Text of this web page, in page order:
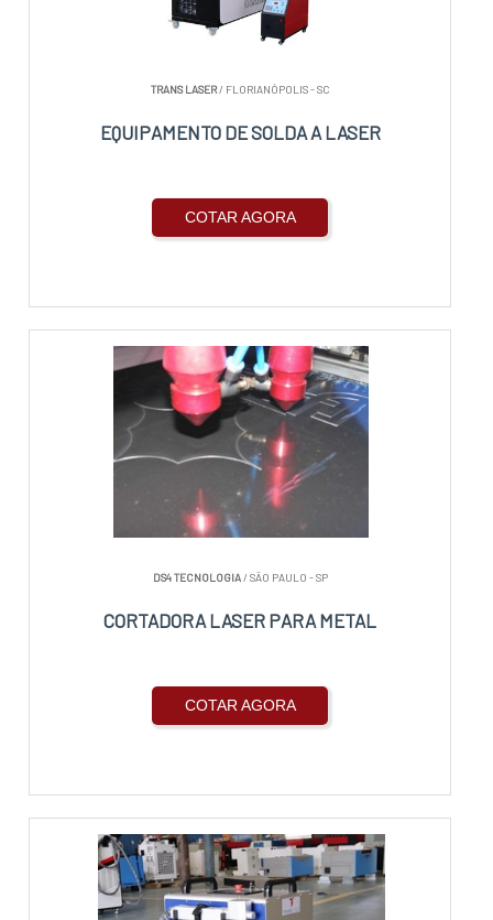
TRANS LASER/ FLORIANÓPOLIS - SC
EQUIPAMENTO DE SOLDA A LASER
COTAR AGORA
DS4 TECNOLOGIA/ SÃO PAULO - SP
CORTADORA LASER PARA METAL
COTAR AGORA